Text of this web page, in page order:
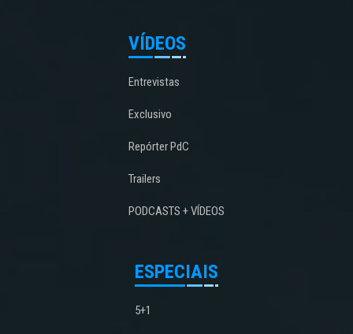
VÍDEOS
Entrevistas
Exclusivo
Repórter PdC
Trailers
PODCASTS + VÍDEOS
ESPECIAIS
5+1